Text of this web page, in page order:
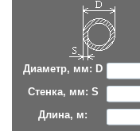
Диаметр, мм: D
Стенка, мм: S
Длина, м: